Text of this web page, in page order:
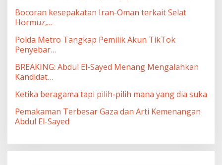
Bocoran kesepakatan Iran-Oman terkait Selat
Hormuz,…
Polda Metro Tangkap Pemilik Akun TikTok
Penyebar…
BREAKING: Abdul El-Sayed Menang Mengalahkan
Kandidat…
Ketika beragama tapi pilih-pilih mana yang dia suka
Pemakaman Terbesar Gaza dan Arti Kemenangan
Abdul El-Sayed